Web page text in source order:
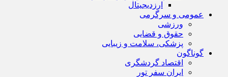
ارزدیجیتال
عمومی و سرگرمی
ورزشی
حقوق و قضایی
پزشکی، سلامت و زیبایی
گوناگون
اقتصاد گردشگری
ایران سفر تور